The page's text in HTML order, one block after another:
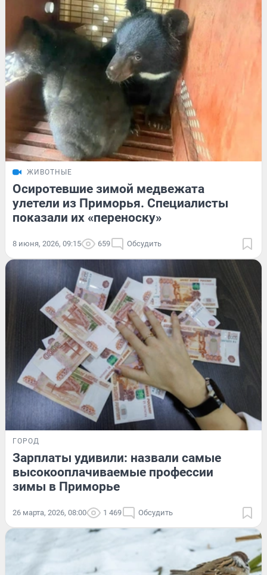
ЖИВОТНЫЕ
Осиротевшие зимой медвежата
улетели из Приморья. Специалисты
показали их «переноску»
8 июня, 2026, 09:15 659 Обсудить
ГОРОД
Зарплаты удивили: назвали самые
высокооплачиваемые профессии
зимы в Приморье
26 марта, 2026, 08:00 1 469 Обсудить